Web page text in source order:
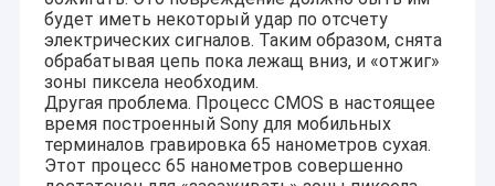
будет иметь некоторый удар по отсчету
электрических сигналов. Таким образом, снята
обрабатывая цепь пока лежащ вниз, и «отжиг»
зоны пиксела необходим.
Другая проблема. Процесс CMOS в настоящее
время построенный Sony для мобильных
терминалов гравировка 65 нанометров сухая.
Этот процесс 65 нанометров совершенно